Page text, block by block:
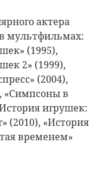
актера
мультфильмах:
(1995),
2» (1999),
(2004),
«Симпсоны в
игрушек:
(2010), «История
временем»